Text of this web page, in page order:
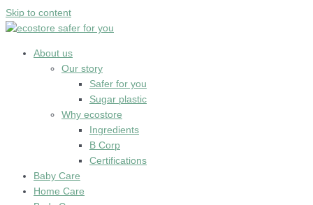
Skip to content
About us
Our story
Safer for you
Sugar plastic
Why ecostore
Ingredients
B Corp
Certifications
Baby Care
Home Care